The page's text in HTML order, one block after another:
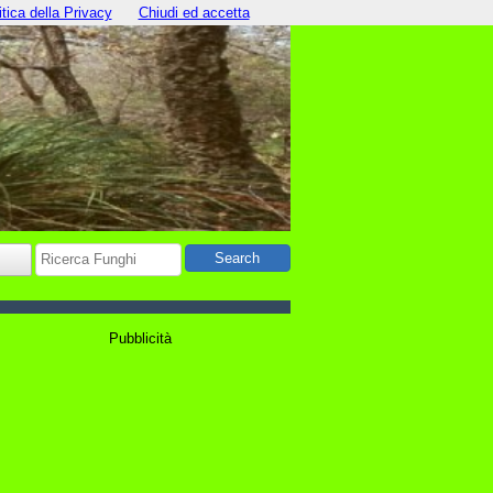
Pubblicità
della Privacy Chiudi ed accetta